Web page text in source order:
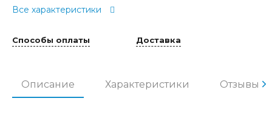
Все характеристики
Способы оплаты Доставка
Описание Характеристики Отзывы